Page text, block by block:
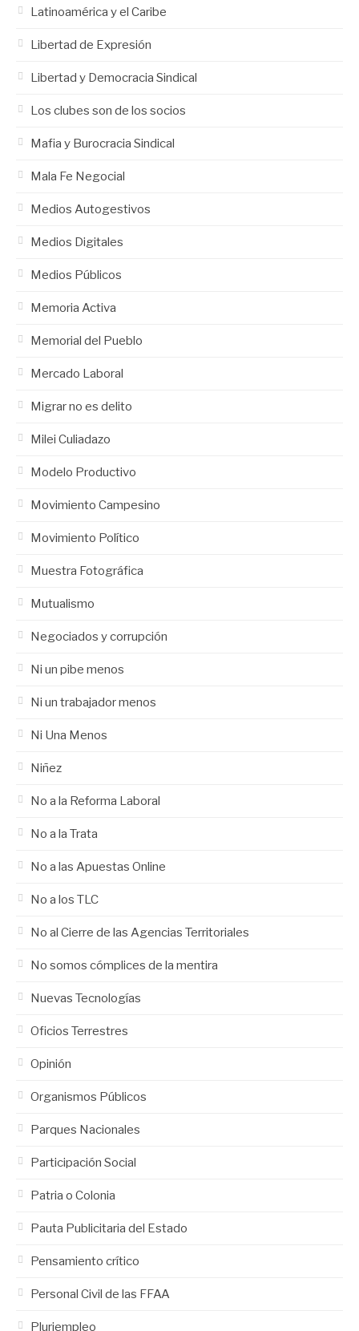
Latinoamérica y el Caribe
Libertad de Expresión
Libertad y Democracia Sindical
Los clubes son de los socios
Mafia y Burocracia Sindical
Mala Fe Negocial
Medios Autogestivos
Medios Digitales
Medios Públicos
Memoria Activa
Memorial del Pueblo
Mercado Laboral
Migrar no es delito
Milei Culiadazo
Modelo Productivo
Movimiento Campesino
Movimiento Político
Muestra Fotográfica
Mutualismo
Negociados y corrupción
Ni un pibe menos
Ni un trabajador menos
Ni Una Menos
Niñez
No a la Reforma Laboral
No a la Trata
No a las Apuestas Online
No a los TLC
No al Cierre de las Agencias Territoriales
No somos cómplices de la mentira
Nuevas Tecnologías
Oficios Terrestres
Opinión
Organismos Públicos
Parques Nacionales
Participación Social
Patria o Colonia
Pauta Publicitaria del Estado
Pensamiento crítico
Personal Civil de las FFAA
Pluriempleo